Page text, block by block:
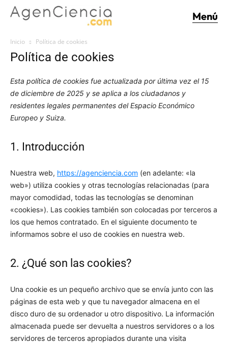
Menú
Inicio Política de cookies
Política de cookies
Esta política de cookies fue actualizada por última vez el 15
de diciembre de 2025 y se aplica a los ciudadanos y
residentes legales permanentes del Espacio Económico
Europeo y Suiza.
1. Introducción
Nuestra web, https://agenciencia.com (en adelante: «la
web») utiliza cookies y otras tecnologías relacionadas (para
mayor comodidad, todas las tecnologías se denominan
«cookies»). Las cookies también son colocadas por terceros a
los que hemos contratado. En el siguiente documento te
informamos sobre el uso de cookies en nuestra web.
2. ¿Qué son las cookies?
Una cookie es un pequeño archivo que se envía junto con las
páginas de esta web y que tu navegador almacena en el
disco duro de su ordenador u otro dispositivo. La información
almacenada puede ser devuelta a nuestros servidores o a los
servidores de terceros apropiados durante una visita